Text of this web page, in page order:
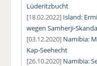
Lüderitzbucht
[18.02.2022] Island:
wegen Samherji-
[03.12.2020] Namibia:
Kap-Seehecht
[26.10.2020] Namibia: